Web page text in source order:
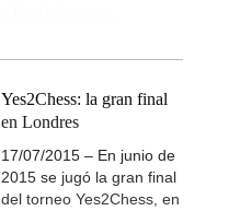
Yes2Chess: la gran final
en Londres
17/07/2015 – En junio de
2015 se jugó la gran final
del torneo Yes2Chess, en